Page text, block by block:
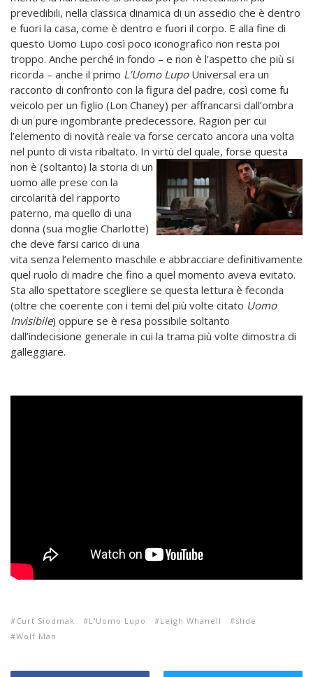
prevedibili, nella classica dinamica di un assedio che è dentro
e fuori la casa, come è dentro e fuori il corpo. E alla fine di
questo Uomo Lupo così poco iconografico non resta poi
troppo. Anche perché in fondo – e non è l’aspetto che più si
ricorda – anche il primo L’Uomo LupoUniversal era un
racconto di confronto con la figura del padre, così come fu
veicolo per un figlio (Lon Chaney) per affrancarsi dall’ombra
di un pure ingombrante predecessore. Ragion per cui
l’elemento di novità reale va forse cercato ancora una volta
nel punto di vista ribaltato. In virtù del quale, forse questa
non è (soltanto) la storia di un
uomo alle prese con la
circolarità del rapporto
paterno, ma quello di una
donna (sua moglie Charlotte)
che deve farsi carico di una
vita senza l’elemento maschile e abbracciare definitivamente
quel ruolo di madre che fino a quel momento aveva evitato.
Sta allo spettatore scegliere se questa lettura è feconda
(oltre che coerente con i temi del più volte citato Uomo
Invisibile) oppure se è resa possibile soltanto
dall’indecisione generale in cui la trama più volte dimostra di
galleggiare.
Curt Siodmak L'Uomo Lupo Leigh Whanell
slide
Wolf Man